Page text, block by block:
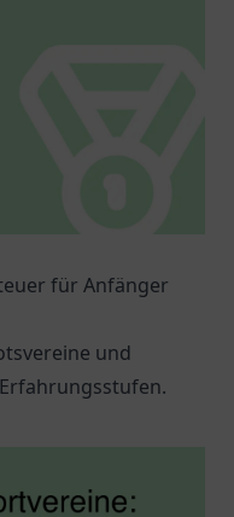
für Anfänger
und